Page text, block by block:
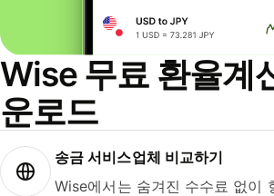
Wise 무료 환율계
운로드
송금 서비스업체 비교하기
Wise에서는 숨겨진 수수료 없이